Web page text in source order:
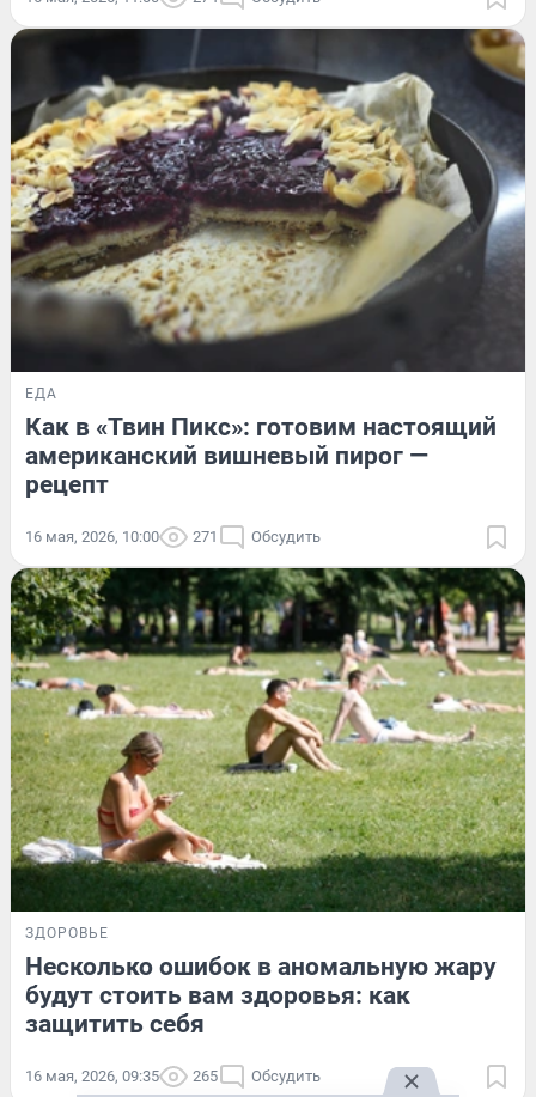
ЕДА
Как в «Твин Пикс»: готовим настоящий
американский вишневый пирог —
рецепт
16 мая, 2026, 10:00 271 Обсудить
ЗДОРОВЬЕ
Несколько ошибок в аномальную жару
будут стоить вам здоровья: как
защитить себя
16 мая, 2026, 09:35 265 Обсудить